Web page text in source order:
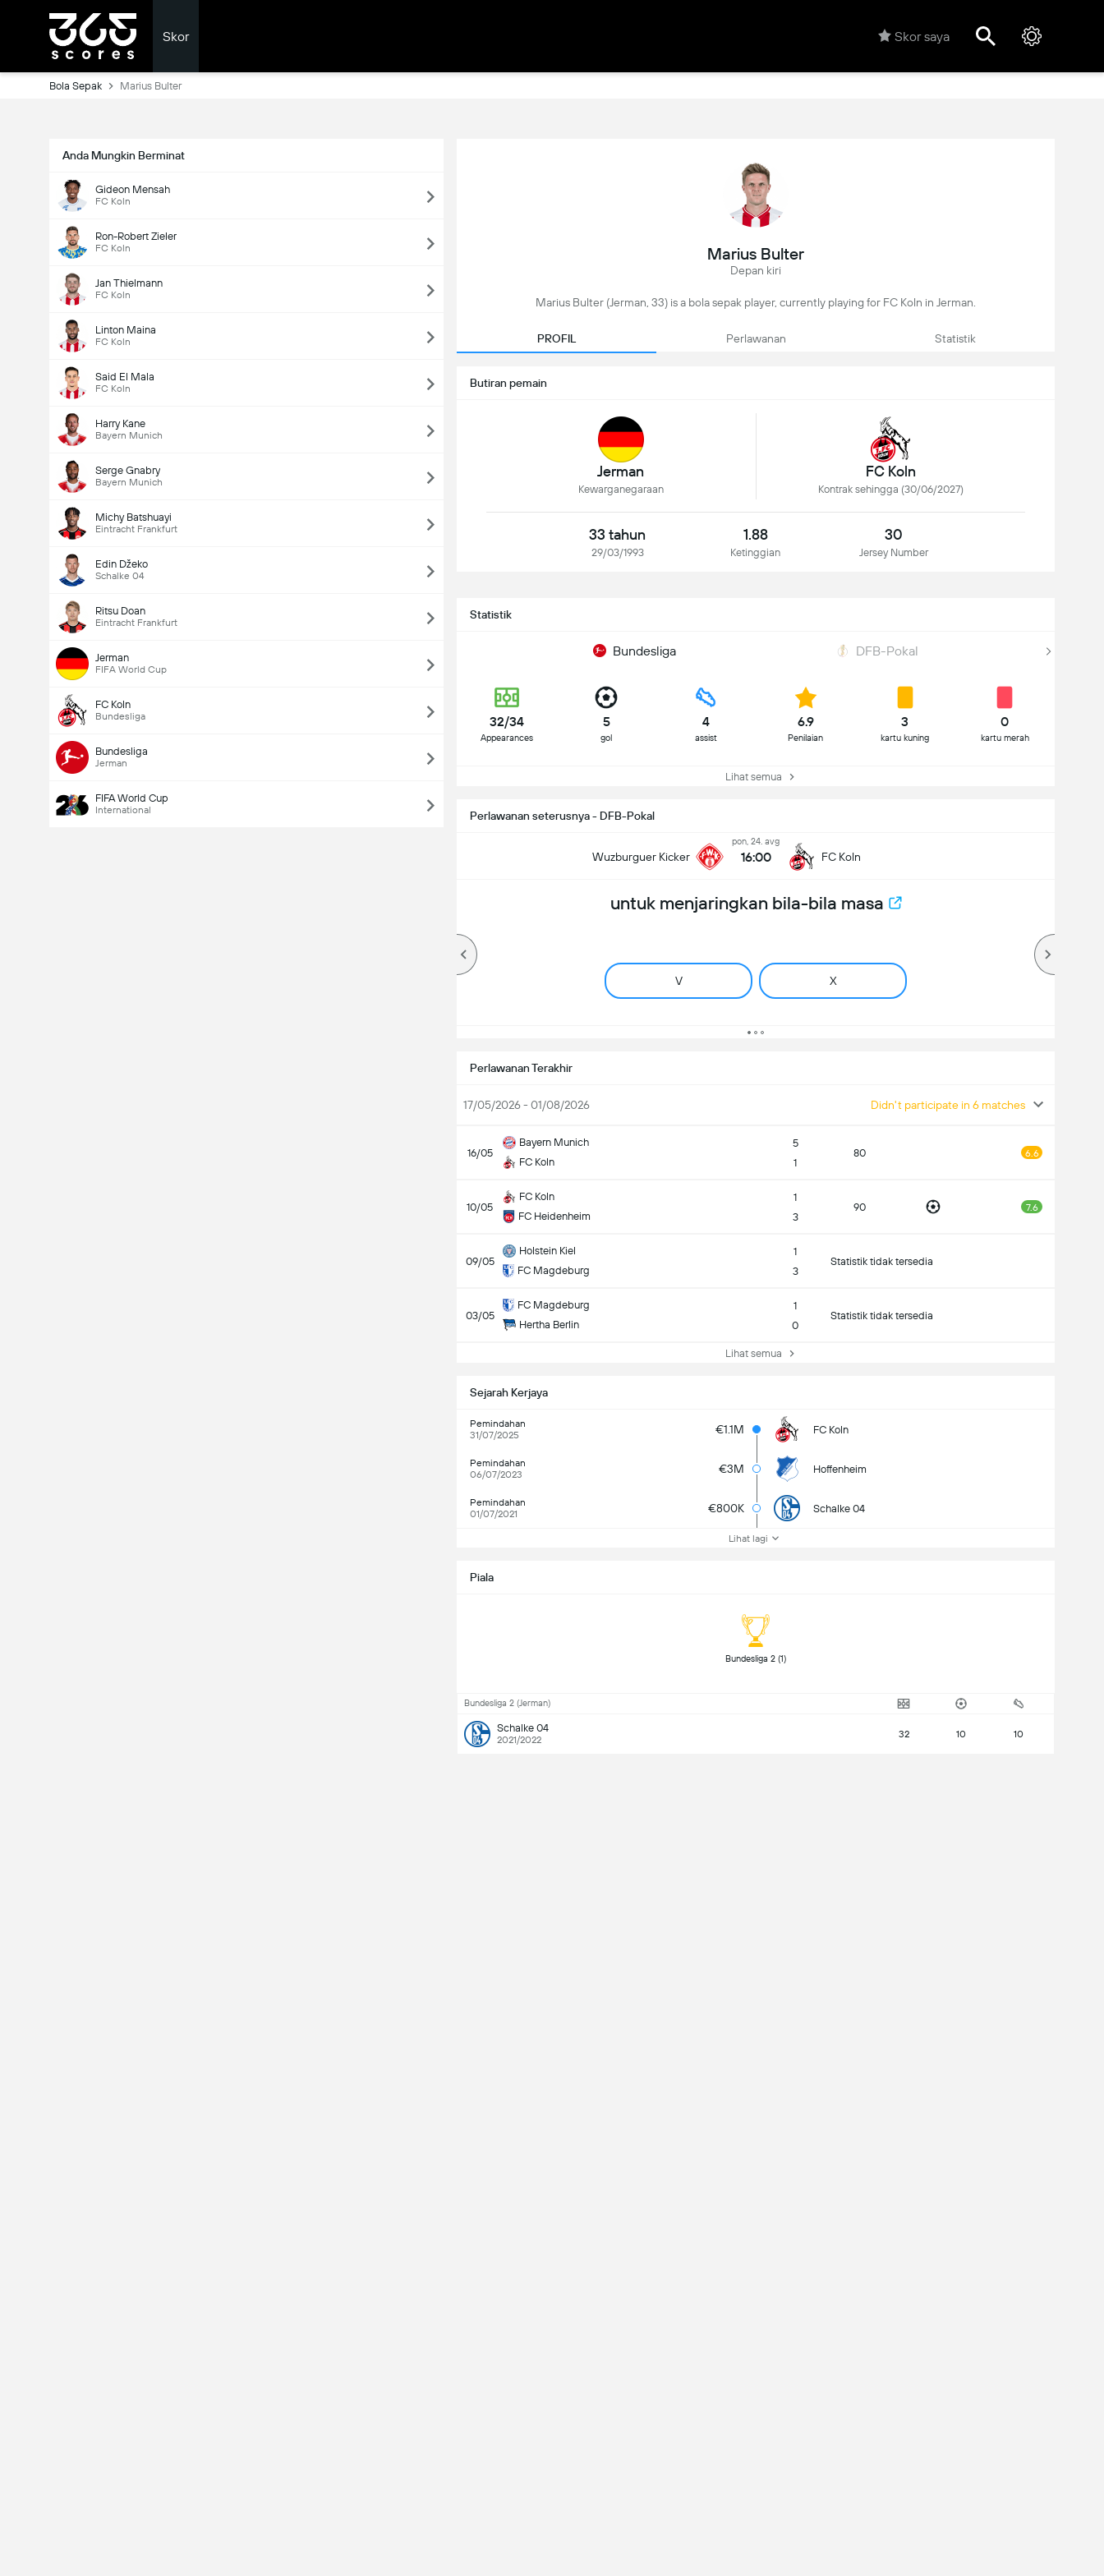
Skor Skor saya
Bola Sepak Marius Bulter
Anda Mungkin Berminat
Gideon Mensah
FC Koln
Ron-Robert Zieler
FC Koln
Jan Thielmann
FC Koln
Linton Maina
FC Koln
Said El Mala
FC Koln
Harry Kane
Bayern Munich
Serge Gnabry
Bayern Munich
Michy Batshuayi
Eintracht Frankfurt
Edin Džeko
Schalke 04
Ritsu Doan
Eintracht Frankfurt
Jerman
FIFA World Cup
FC Koln
Bundesliga
Bundesliga
Jerman
FIFA World Cup
International
Marius Bulter
Depan kiri
Marius Bulter (Jerman, 33) is a bola sepak player, currently playing for FC Koln in Jerman.
PROFIL Perlawanan Statistik
Butiran pemain
Jerman
Kewarganegaraan
FC Koln
Kontrak sehingga (30/06/2027)
33 tahun
29/03/1993
1.88
Ketinggian
30
Jersey Number
Statistik
Bundesliga DFB-Pokal
32/34
Appearances
5
gol
4
assist
6.9
Penilaian
3
kartu kuning
0
kartu merah
Lihat semua
Perlawanan seterusnya - DFB-Pokal
Wuzburguer Kicker
pon, 24. avg
16:00 FC Koln
untuk menjaringkan bila-bila masa
V X
Perlawanan Terakhir
17/05/2026 - 01/08/2026 Didn't participate in 6 matches
16/05
Bayern Munich
FC Koln
5
1
80 6.6
10/05
FC Koln
FC Heidenheim
1
3
90 7.6
09/05
Holstein Kiel
FC Magdeburg
1
3
Statistik tidak tersedia
03/05
FC Magdeburg
Hertha Berlin
1
0
Statistik tidak tersedia
Lihat semua
Sejarah Kerjaya
Pemindahan
31/07/2025
€1.1M FC Koln
Pemindahan
06/07/2023
€3M Hoffenheim
Pemindahan
01/07/2021
€800K Schalke 04
Lihat lagi
Piala
Bundesliga 2 (Jerman)
Schalke 04
2021/2022 32 10 10